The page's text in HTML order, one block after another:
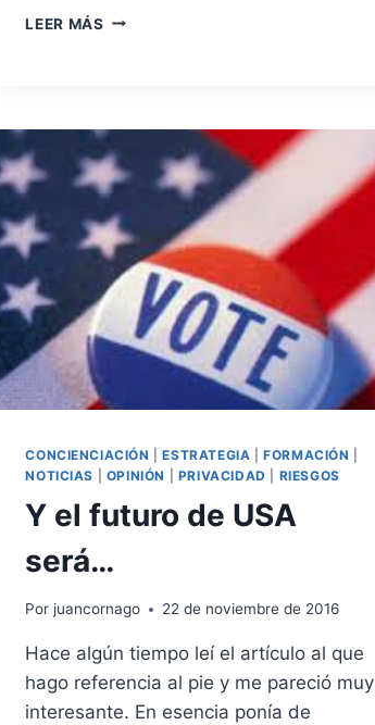
LEER MÁS LEER
LA
INFORMACIÓN
CONCIENCIACIÓN |ESTRATEGIA |FORMACIÓN
NOTICIAS
OPINIÓN PRIVACIDAD RIESGOS
Y el futuro de USA
será…
Por juancornago 22 de noviembre de 2016
Hace algún tiempo leí el artículo al que
hago referencia al pie y me pareció muy
interesante. En esencia ponía de